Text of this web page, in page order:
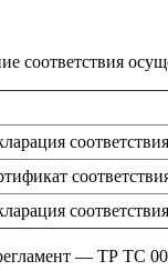
соответствия
— ТР ТС